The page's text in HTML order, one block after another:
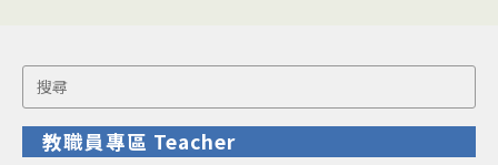
Search
for:
教職員專區 Teacher